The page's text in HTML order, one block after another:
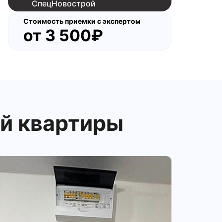
Стоимость приемки с экспертом
от3 500₽